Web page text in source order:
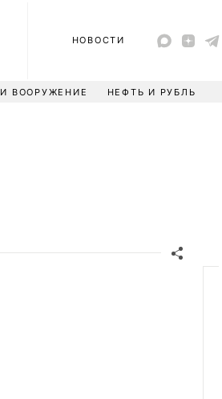
НОВОСТИ
ВООРУЖЕНИЕ НЕФТЬ И РУБЛЬ